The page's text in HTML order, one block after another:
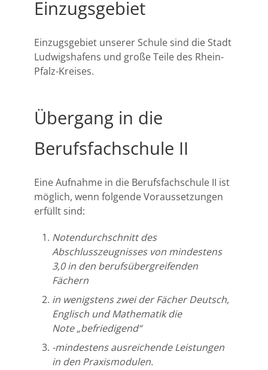
Einzugsgebiet
Einzugsgebiet unserer Schule sind die Stadt
Ludwigshafens und große Teile des Rhein-
Pfalz-Kreises.
Übergang in die
Berufsfachschule II
Eine Aufnahme in die Berufsfachschule II ist
möglich, wenn folgende Voraussetzungen
erfüllt sind:
Notendurchschnitt des
Abschlusszeugnisses von mindestens
3,0 in den berufsübergreifenden
Fächern
in wenigstens zwei der Fächer Deutsch,
Englisch und Mathematik die
Note„befriedigend“
-mindestens ausreichende Leistungen
in den Praxismodulen.